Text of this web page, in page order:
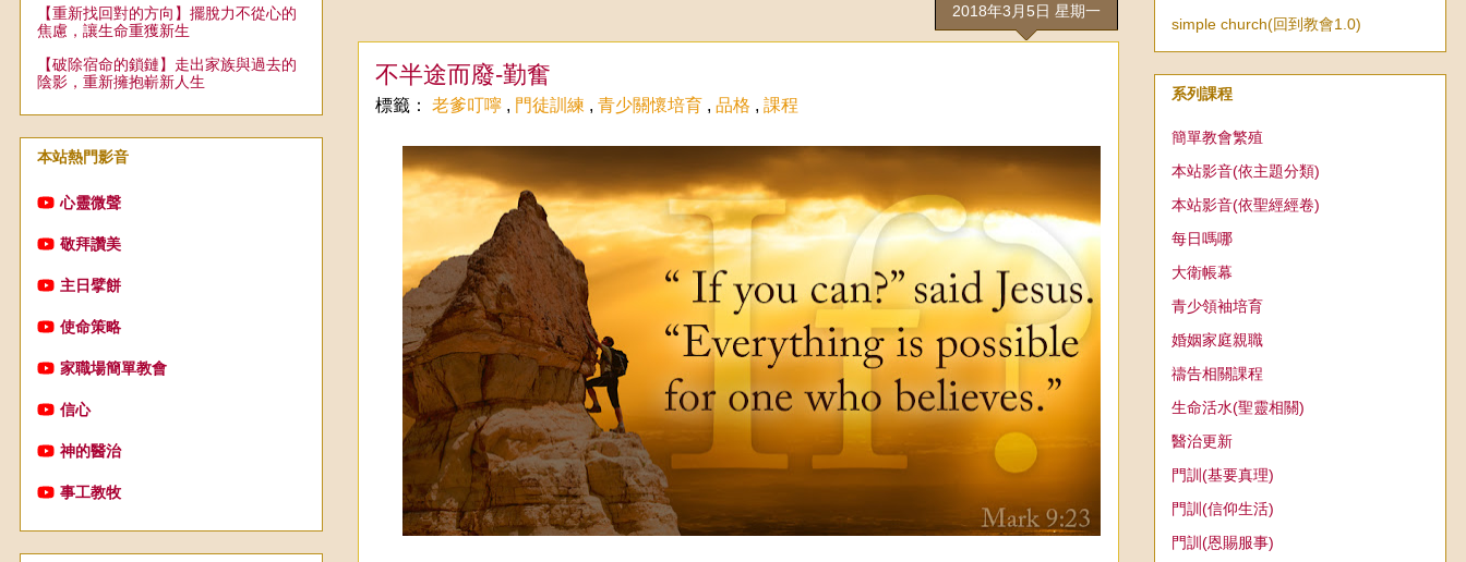
2018年3月5日 星期一
不半途而廢-勤奮
標籤： 老爹叮嚀 , 門徒訓練 , 青少關懷培育 , 品格 , 課程
【重新找回對的方向】擺脫力不從心的
焦慮，讓生命重獲新生
【破除宿命的鎖鏈】走出家族與過去的
陰影，重新擁抱嶄新人生
本站熱門影音
心靈微聲
敬拜讚美
主日擘餅
使命策略
家職場簡單教會
信心
神的醫治
事工教牧
simple church(回到教會1.0)
系列課程
簡單教會繁殖
本站影音(依主題分類)
本站影音(依聖經經卷)
每日嗎哪
大衛帳幕
青少領袖培育
婚姻家庭親職
禱告相關課程
生命活水(聖靈相關)
醫治更新
門訓(基要真理)
門訓(信仰生活)
門訓(恩賜服事)